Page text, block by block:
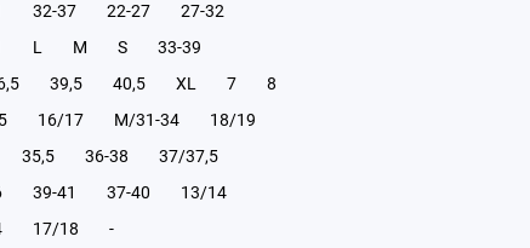
32-37 22-27
27-32
L M S
33-39
39,5 40,5 XL 7
8
16/17 М/31-34
18/19
35,5 36-38
37/37,5
39-41 37-40
13/14
17/18 -